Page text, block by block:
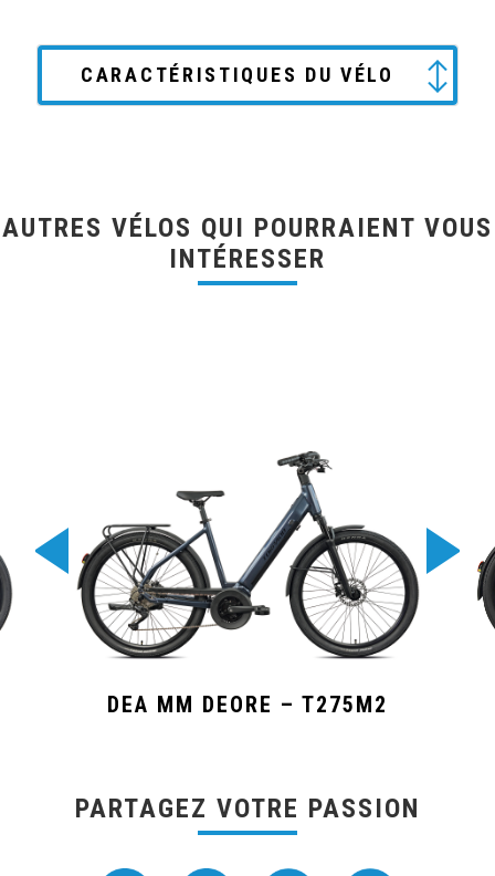
CARACTÉRISTIQUES DU VÉLO
AUTRES VÉLOS QUI POURRAIENT VOUS
INTÉRESSER
DEA MM DEORE – T275M2
PARTAGEZ VOTRE PASSION